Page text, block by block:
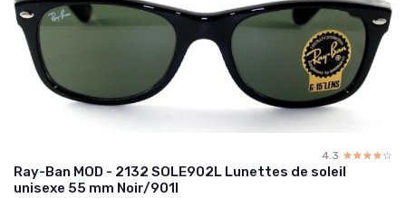
4.3 ☆☆☆☆☆
★★★★★
Ray-Ban MOD - 2132 SOLE902L Lunettes de soleil
unisexe 55 mm Noir/901l